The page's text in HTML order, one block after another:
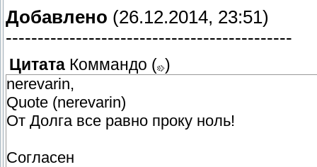
Добавлено (26.12.2014, 23:51)
---------------------------------------------
Цитата Коммандо ( )
nerevarin,
Quote (nerevarin)
От Долга все равно проку ноль!
Согласен